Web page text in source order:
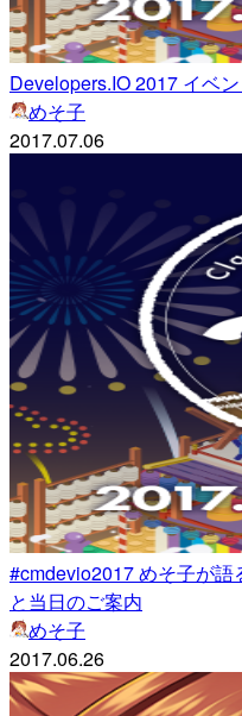
Developers.IO 2017 イベ
めそ子
2017.07.06
#cmdevio2017 めそ子が
と当日のご案内
めそ子
2017.06.26